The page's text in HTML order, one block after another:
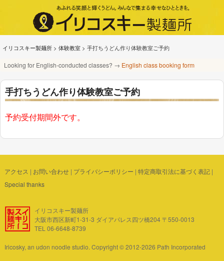
イリコスキー製麺所 > 体験教室 > 手打ちうどん作り体験教室ご予約
Looking for English-conducted classes? → English class booking form
手打ちうどん作り体験教室ご予約
予約受付期間外です。
アクセス | お問い合わせ| プライバシーポリシー | 特定商取引法に基づく表記|
Special thanks
イリコスキー製麺所
大阪市西区新町1-31-3 ダイアパレス四ツ橋204 〒550-0013
TEL 06-6648-8739
Iricosky, an udon noodle studio. Copyright © 2012-2026 Path Incorporated